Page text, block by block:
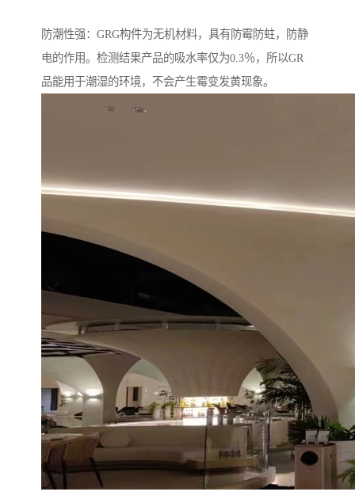
防潮性强：GRG构件为无机材料，具有防霉防蛀，防静
电的作用。检测结果产品的吸水率仅为0.3％，所以GR
品能用于潮湿的环境，不会产生霉变发黄现象。